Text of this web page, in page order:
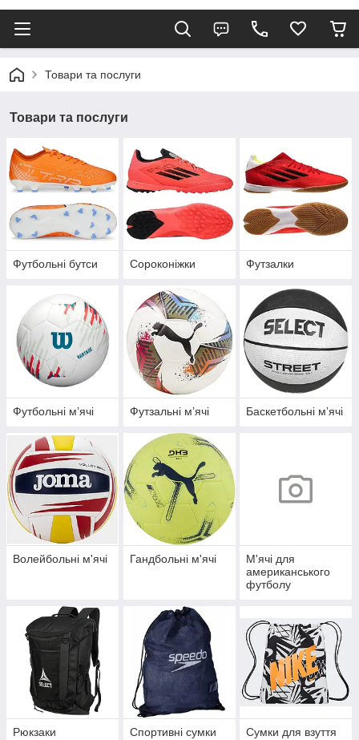
Товари та послуги
Товари та послуги
Футбольні бутси Сороконіжки Футзалки
Футбольні мʼячі Футзальні мʼячі Баскетбольні мʼячі
Волейбольні м'ячі Гандбольні м'ячі
М'ячі для
американського
футболу
Рюкзаки Спортивні сумки Сумки для взуття